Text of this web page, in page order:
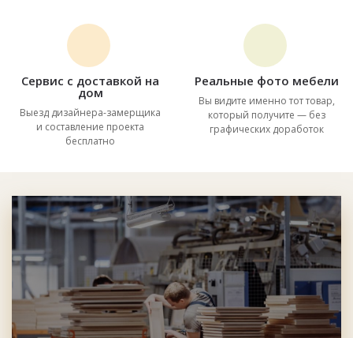
Сервис с доставкой на
дом
Выезд дизайнера-замерщика
и составление проекта
бесплатно
Реальные фото мебели
Вы видите именно тот товар,
который получите — без
графических доработок